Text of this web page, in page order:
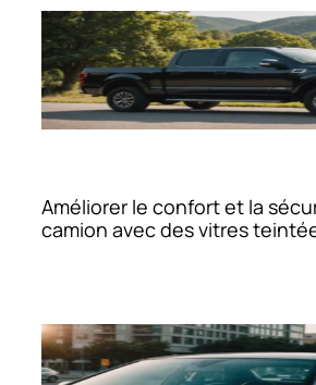
Améliorer le confort et la
camion avec des vitres